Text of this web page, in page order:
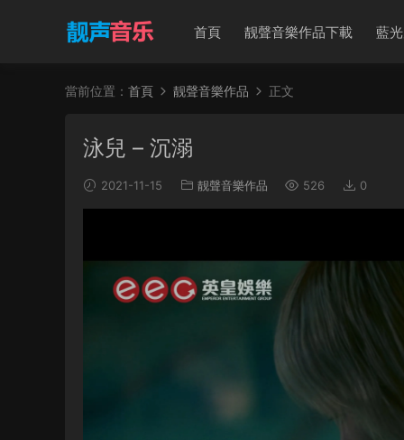
首頁 靓聲音樂作品下載 藍
當前位置： 首頁 靓聲音樂作品 正文
泳兒 – 沉溺
2021-11-15 靓聲音樂作品 526 0